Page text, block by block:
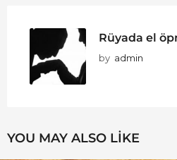
Rüyada el
by admin
YOU MAY ALSO LIKE